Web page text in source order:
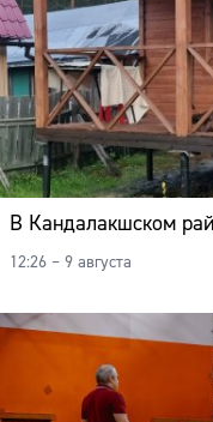
В Кандалакшском
12:26 – 9 августа